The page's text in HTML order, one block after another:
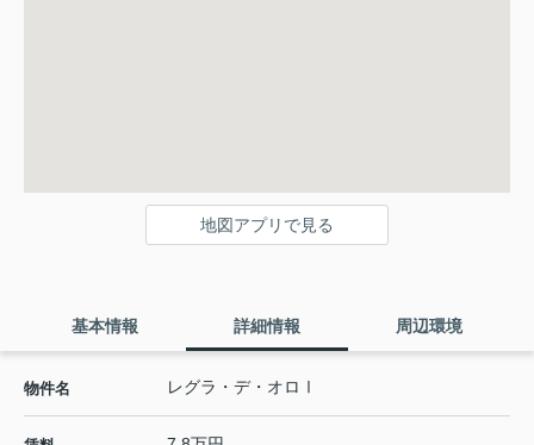
地図アプリで見る
基本情報 詳細情報 周辺環境
物件名 レグラ・デ・オロⅠ